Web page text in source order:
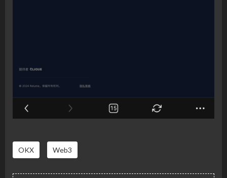
OKX Web3